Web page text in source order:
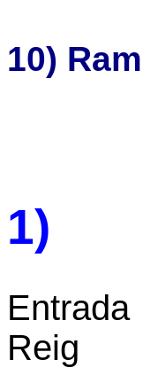
10)
1)
Entrada
Reig